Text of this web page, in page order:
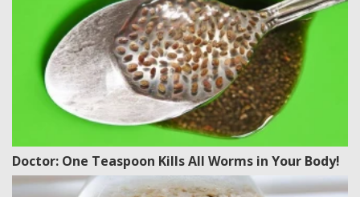
Doctor: One Teaspoon Kills All Worms in Your Body!